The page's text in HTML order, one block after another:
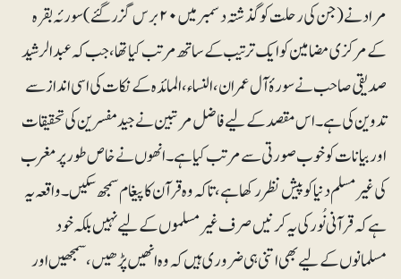
مراد نے (جن کی رحلت کو گذشتہ دسمبر میں ۲۰برس گزر گئے) سورئہ بقرہ
کے مرکزی مضامین کو ایک ترتیب کے ساتھ مرتب کیا تھا، جب کہ عبدالرشید
صدیقی صاحب نے سورۂ آل عمران، النساء، المائدہ کے نکات کی اسی انداز سے
تدوین کی ہے۔ اس مقصد کے لیے فاضل مرتبین نے جید مفسرین کی تحقیقات
اور بیانات کو خوب صورتی سے مرتب کیا ہے۔ انھوں نے خاص طور پر مغرب
کی غیر مسلم دنیا کو پیش نظر رکھا ہے، تاکہ وہ قرآن کا پیغام سمجھ سکیں۔ واقعہ یہ
ہے کہ قرآنی نُور کی یہ کرنیں صرف غیرمسلموں کے لیے نہیں بلکہ خود
مسلمانوں کے لیے بھی اتنی ہی ضروری ہیں کہ وہ انھیں پڑھیں، سمجھیں اور